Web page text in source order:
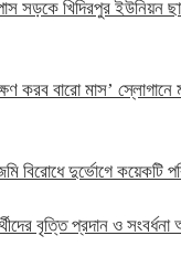
সড়কে খিদিরপুর ইউনিয়ন
করব বারো মাস’ স্লোগানে
বিরোধে দুর্ভোগে কয়েকটি
বৃত্তি প্রদান ও সংবর্ধনা